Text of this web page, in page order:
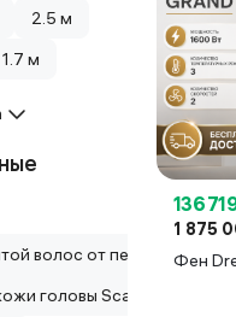
2.5 м
1.7 м
волос от перегрева
головы Scalp protect
136
1 875
Фен